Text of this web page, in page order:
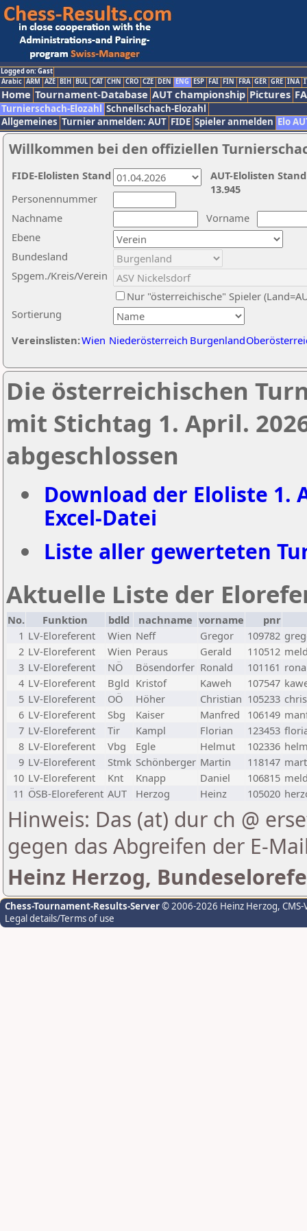
Logged on: Gast
Arabic ARM AZE BIH BUL CAT CHN CRO CZE DEN ENG ESP FAI FIN FRA GER GRE INA
Home Tournament-Database AUT championship Pictures
Turnierschach-Elozahl Schnellschach-Elozahl
Allgemeines Turnier anmelden: AUT FIDE Spieler anmelden Elo
Willkommen bei den offiziellen
Nachname
Vorname
Ebene
Sortierung
Personennummer
Bundesland
Spgem./Kreis/Verein
Nur "österreichische" Spieler
Vereinslisten:Wien Niederösterreich Burgenland
AUT-Elolisten
13.945
FIDE-Elolisten Stand
Die österreichischen
mit Stichtag 1. April.
abgeschlossen
Download der Eloliste 1.
Excel-Datei
Liste aller gewerteten
Aktuelle Liste der
No. Funktion bdld nachname vorname
pnr
1 LV-Eloreferent Wien Neff Gregor 109782
2 LV-Eloreferent Wien Peraus Gerald 110512
3 LV-Eloreferent NÖ Bösendorfer Ronald 101161
4 LV-Eloreferent Bgld Kristof Kaweh 107547
5 LV-Eloreferent OÖ Höher Christian 105233
6 LV-Eloreferent Sbg Kaiser Manfred 106149
7 LV-Eloreferent Tir Kampl Florian 123453
8 LV-Eloreferent Vbg Egle Helmut 102336
9 LV-Eloreferent Stmk Schönberger Martin 118147
10 LV-Eloreferent Knt Knapp Daniel 106815
11 ÖSB-Eloreferent AUT Herzog Heinz 105020
Hinweis: Das (at) dur ch @
gegen das Abgreifen der E-
Heinz Herzog,
Chess-Tournament-Results-Server© 2006-2026 Heinz Herzog,
Legal details/Terms of use